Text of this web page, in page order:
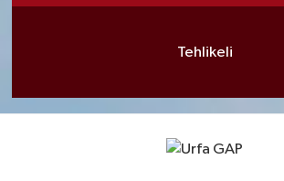
Tehlikeli